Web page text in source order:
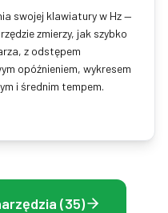
swojej klawiatury w Hz —
zmierzy, jak szybko
z odstępem
opóźnieniem, wykresem
i średnim tempem.
(35)